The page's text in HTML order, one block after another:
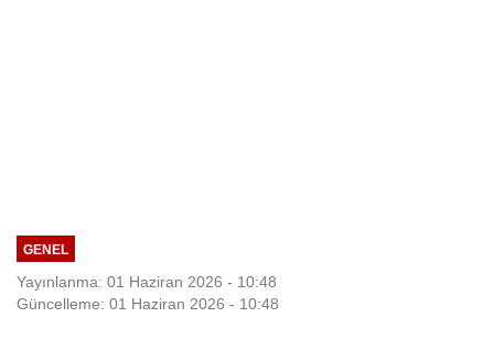
GENEL
Yayınlanma: 01 Haziran 2026 - 10:48
Güncelleme: 01 Haziran 2026 - 10:48